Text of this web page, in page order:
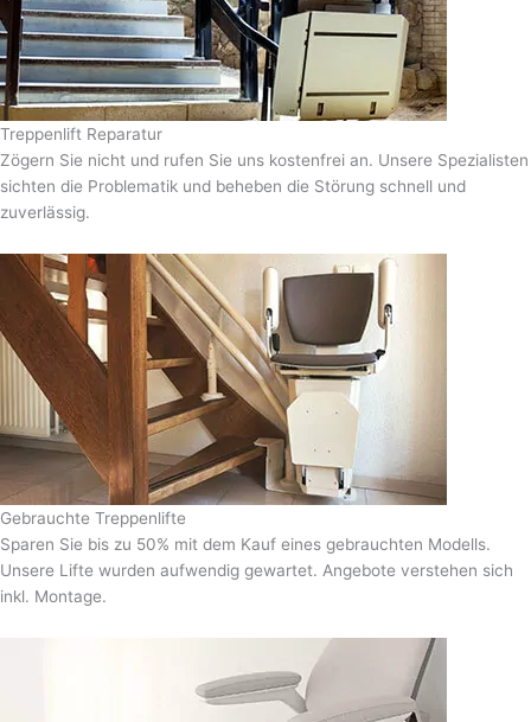
Treppenlift Reparatur
Zögern Sie nicht und rufen Sie uns kostenfrei an. Unsere Spezialisten
sichten die Problematik und beheben die Störung schnell und
zuverlässig.
Gebrauchte Treppenlifte
Sparen Sie bis zu 50% mit dem Kauf eines gebrauchten Modells.
Unsere Lifte wurden aufwendig gewartet. Angebote verstehen sich
inkl. Montage.